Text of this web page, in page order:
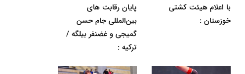
با اعلام هیئت کشتی
خوزستان :
پایان رقابت های
بین‌المللی جام حسن
گمیجی و غضنفر بیلگه /
ترکیه :